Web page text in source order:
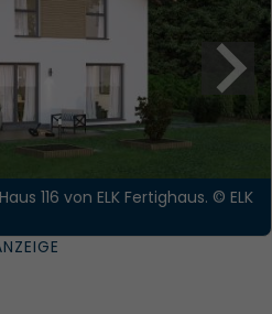
116 von ELK Fertighaus. © ELK